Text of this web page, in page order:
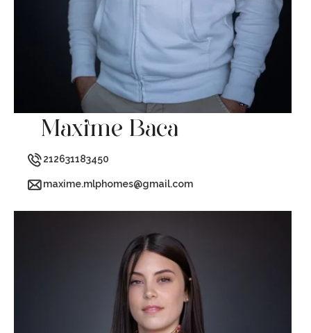
Maxime Baca
212631183450
maxime.mlphomes@gmail.com